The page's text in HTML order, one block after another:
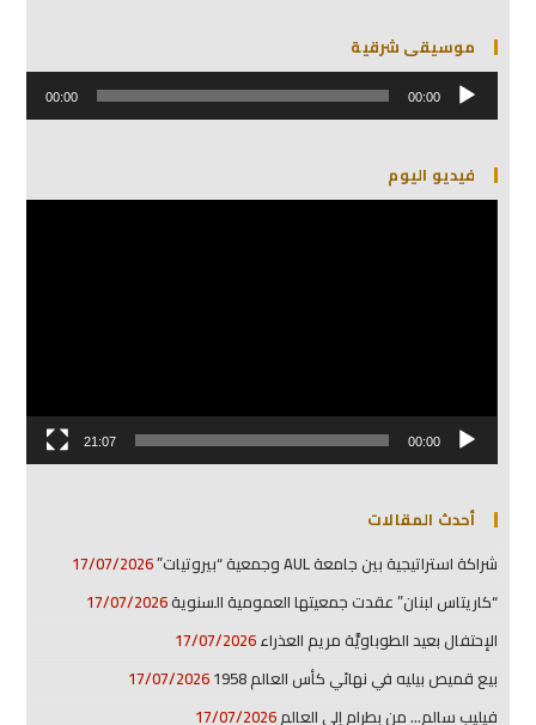
موسيقى شرقية
مشغل
الصوت 00:00
00:00
فيديو اليوم
مشغل
00:00
21:07
أحدث المقالات
شراكة استراتيجية بين جامعة AUL وجمعية “بيروتيات”
17/07/2026
“كاريتاس لبنان” عقدت جمعيتها العمومية السنوية17/07/2026
الإحتفال بعيد الطوباويَّة مريم العذراء17/07/2026
بيع قميص بيليه في نهائي كأس العالم 1958
17/07/2026
فيليب سالم… من بطرام إلى العالم17/07/2026